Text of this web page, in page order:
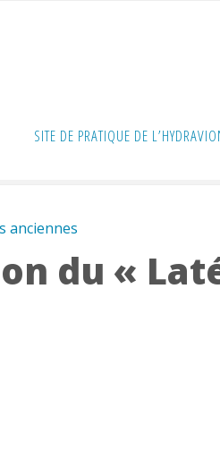
SITE DE PRATIQUE DE
du « Laté 631 »
anciennes
du «